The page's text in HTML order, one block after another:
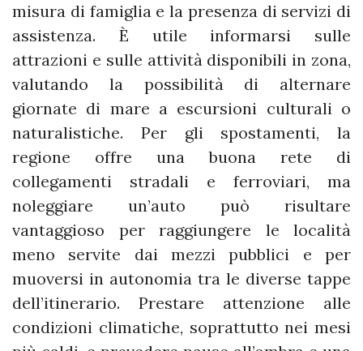
misura di famiglia e la presenza di servizi di
assistenza. È utile informarsi sulle
attrazioni e sulle attività disponibili in zona,
valutando la possibilità di alternare
giornate di mare a escursioni culturali o
naturalistiche. Per gli spostamenti, la
regione offre una buona rete di
collegamenti stradali e ferroviari, ma
noleggiare un’auto può risultare
vantaggioso per raggiungere le località
meno servite dai mezzi pubblici e per
muoversi in autonomia tra le diverse tappe
dell’itinerario. Prestare attenzione alle
condizioni climatiche, soprattutto nei mesi